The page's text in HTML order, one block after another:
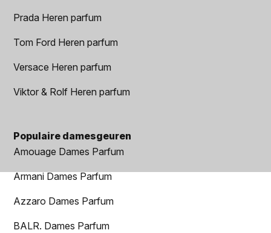
Prada Heren parfum
Tom Ford Heren parfum
Versace Heren parfum
Viktor & Rolf Heren parfum
Populaire damesgeuren
Amouage Dames Parfum
Armani Dames Parfum
Azzaro Dames Parfum
BALR. Dames Parfum